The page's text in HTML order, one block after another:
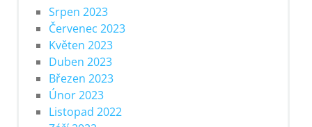
Srpen 2023
Červenec 2023
Květen 2023
Duben 2023
Březen 2023
Únor 2023
Listopad 2022